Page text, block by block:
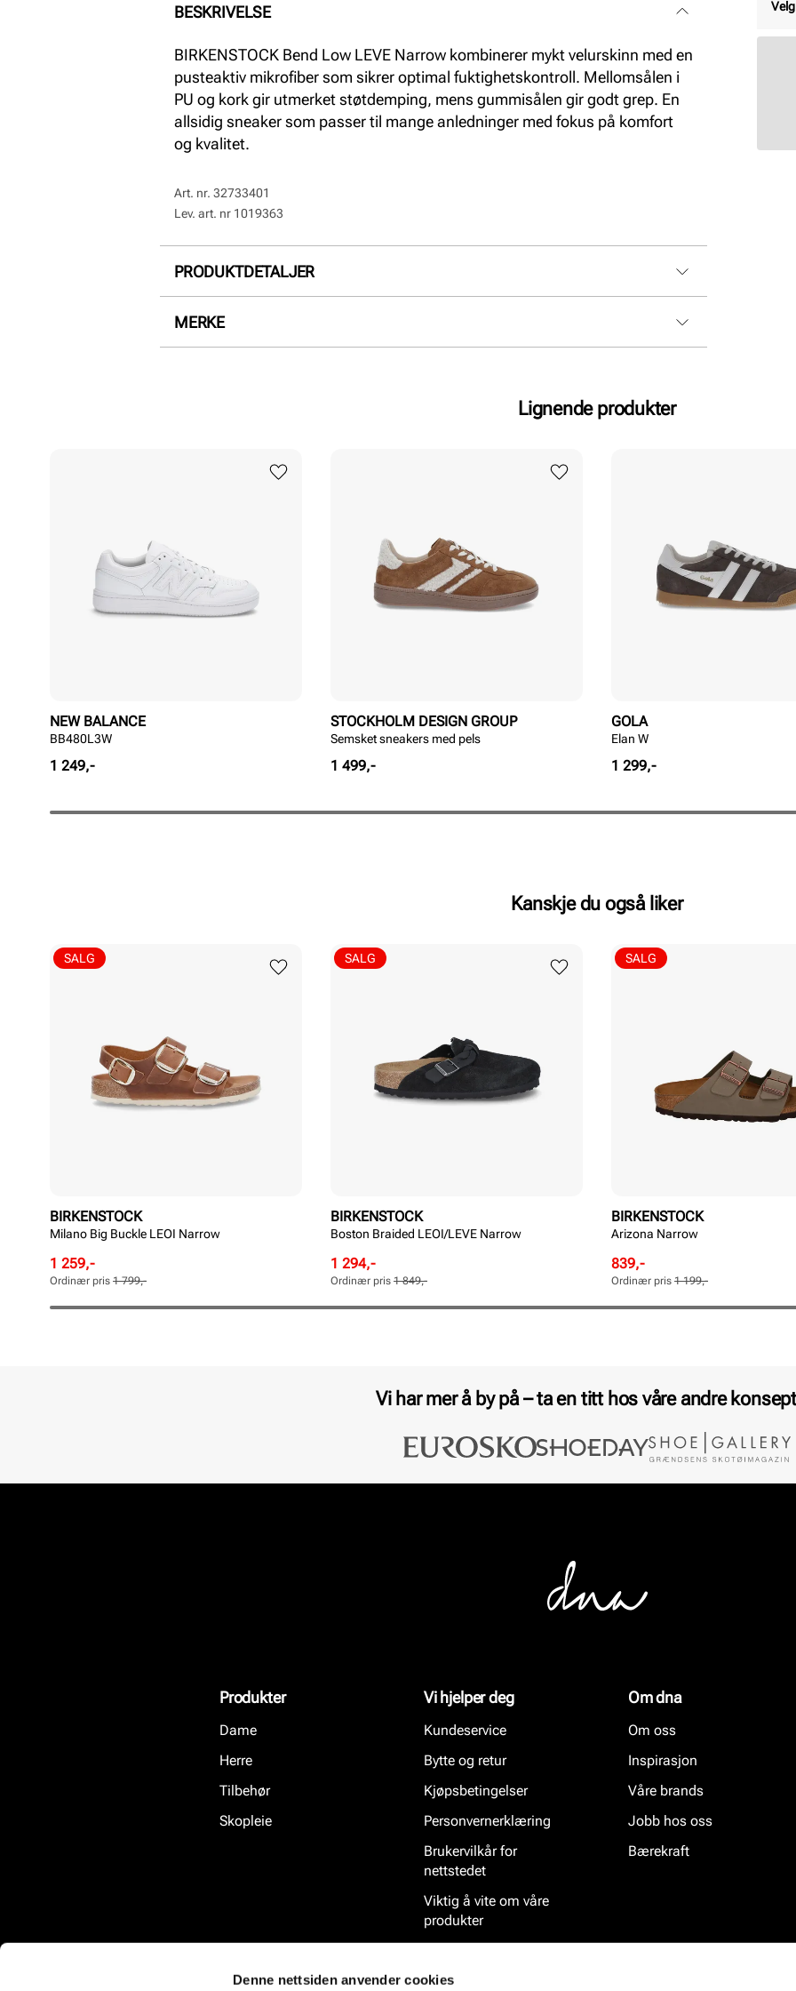
Denne nettsiden anvender cookies
BESKRIVELSE
BIRKENSTOCK Bend Low LEVE Narrow kombinerer mykt velurskinn med en
pusteaktiv mikrofiber som sikrer optimal fuktighetskontroll. Mellomsålen i
PU og kork gir utmerket støtdemping, mens gummisålen gir godt grep. En
allsidig sneaker som passer til mange anledninger med fokus på komfort
og kvalitet.
Art. nr. 32733401
Lev. art. nr 1019363
PRODUKTDETALJER
Såle:
MERKE
Lignende produkter
NEW BALANCE
BB480L3W
Pris
1 249,-
STOCKHOLM DESIGN GROUP
Semsket sneakers med pels
Pris
1 499,-
GOLA
Elan W
Pris
1 299,-
Kanskje du også liker
BIRKENSTOCK
Milano Big Buckle LEOI Narrow
Rabattert
pris
Pris
1 259,-
Ordinær
pris
Pris
Ordinær pris 1 799,-
SALG
BIRKENSTOCK
Boston Braided LEOI/LEVE Narrow
Rabattert
pris
Pris
1 294,-
Ordinær
pris
Pris
Ordinær pris 1 849,-
SALG
BIRKENSTOCK
Arizona Narrow
Rabattert
pris
Pris
839,-
Ordinær
pris
Pris
Ordinær pris 1 199,-
SALG
Vi har mer å by på – ta en titt hos våre andre
Produkter
Dame
Herre
Tilbehør
Skopleie
Vi hjelper deg
Kundeservice
Bytte og retur
Kjøpsbetingelser
Personvernerklæring
Brukervilkår for
nettstedet
Viktig å vite om våre
produkter
Om dna
Om oss
Inspirasjon
Våre brands
Jobb hos oss
Bærekraft